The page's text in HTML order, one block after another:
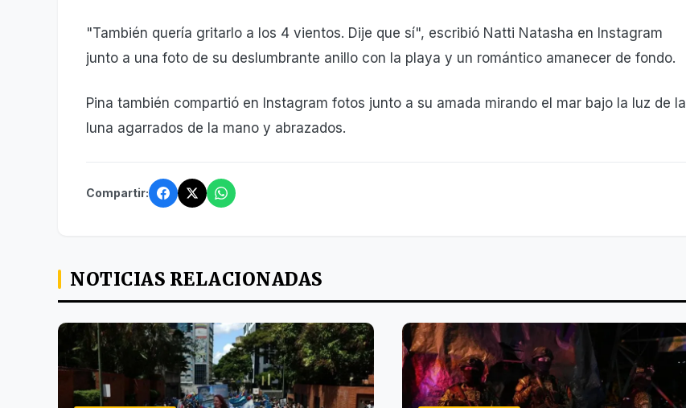
"También quería gritarlo a los 4 vientos. Dije que sí", escribió Natti Natasha en Instagram
junto a una foto de su deslumbrante anillo con la playa y un romántico amanecer de fondo.
Pina también compartió en Instagram fotos junto a su amada mirando el mar bajo la luz de la
luna agarrados de la mano y abrazados.
Compartir:
NOTICIAS RELACIONADAS